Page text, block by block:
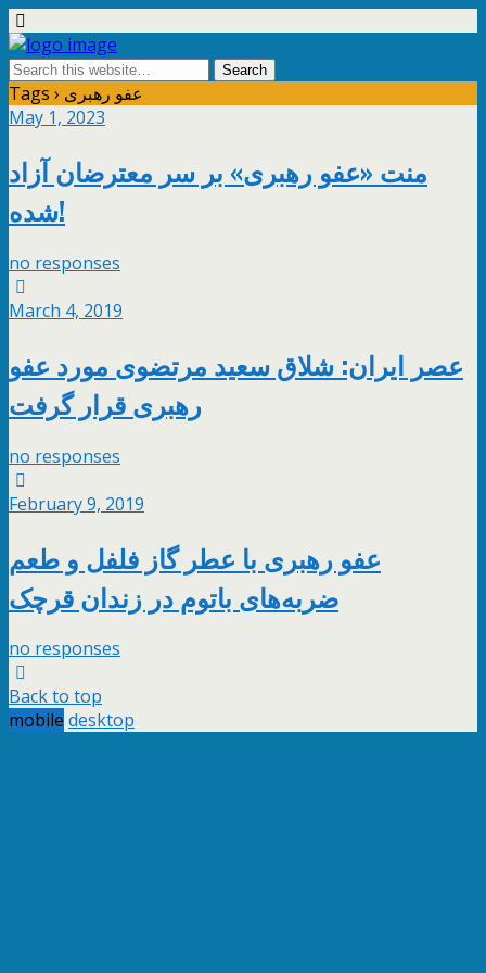
Tags › عفو رهبری
May 1, 2023
منت «عفو رهبری» بر سر معترضان آزاد
شده!
no responses
March 4, 2019
عصر ایران: شلاق سعید مرتضوی مورد عفو
رهبری قرار گرفت
no responses
February 9, 2019
عفو رهبری با عطر گاز فلفل و طعم
ضربه‌های باتوم در زندان قرچک
no responses
Back to top
mobile desktop